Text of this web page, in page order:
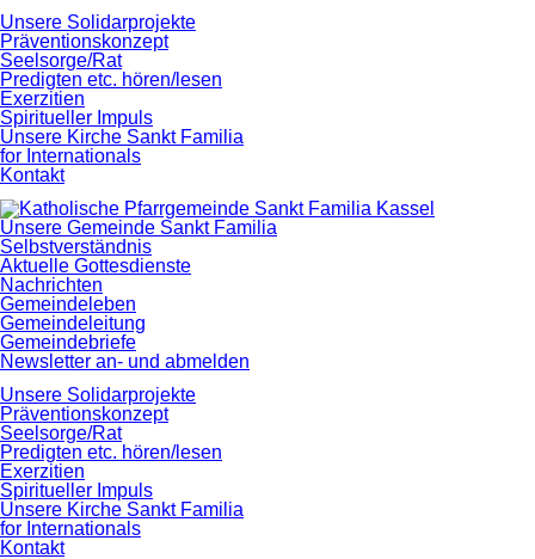
Unsere Solidarprojekte
Präventionskonzept
Seelsorge/Rat
Predigten etc. hören/lesen
Exerzitien
Spiritueller Impuls
Unsere Kirche Sankt Familia
for Internationals
Kontakt
Navigation
überspringen
Unsere Gemeinde Sankt Familia
Selbstverständnis
Aktuelle Gottesdienste
Nachrichten
Gemeindeleben
Gemeindeleitung
Gemeindebriefe
Newsletter an- und abmelden
Unsere Solidarprojekte
Präventionskonzept
Seelsorge/Rat
Predigten etc. hören/lesen
Exerzitien
Spiritueller Impuls
Unsere Kirche Sankt Familia
for Internationals
Kontakt